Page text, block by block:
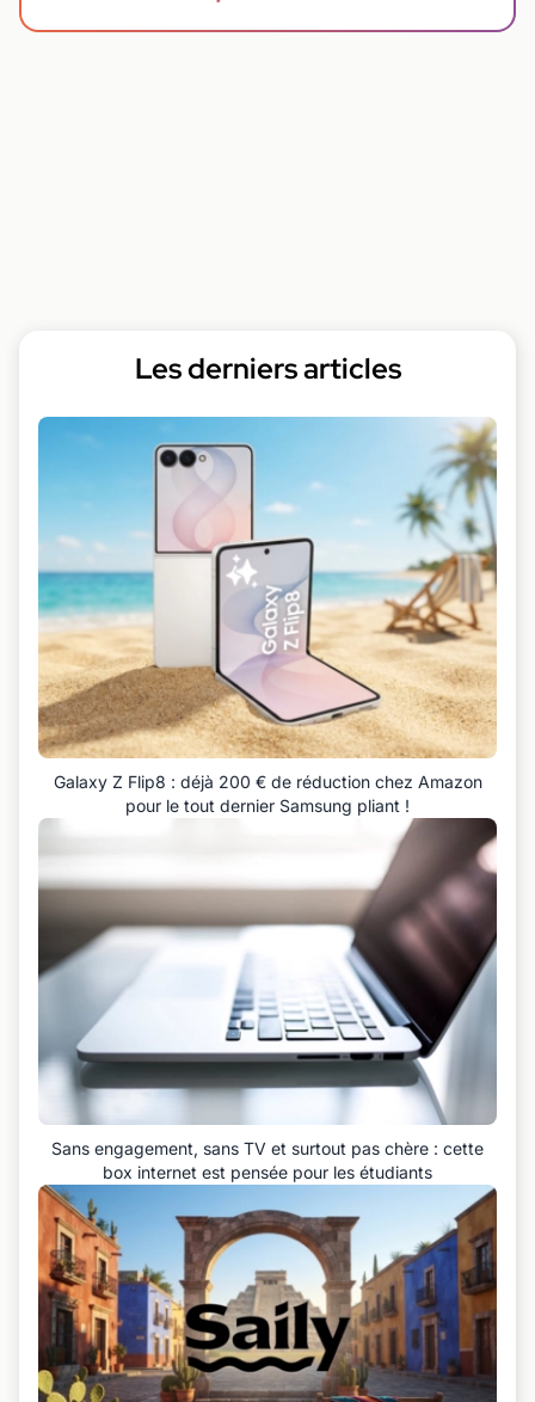
Les derniers articles
Galaxy Z Flip8 : déjà 200 € de réduction chez Amazon
pour le tout dernier Samsung pliant !
Sans engagement, sans TV et surtout pas chère : cette
box internet est pensée pour les étudiants